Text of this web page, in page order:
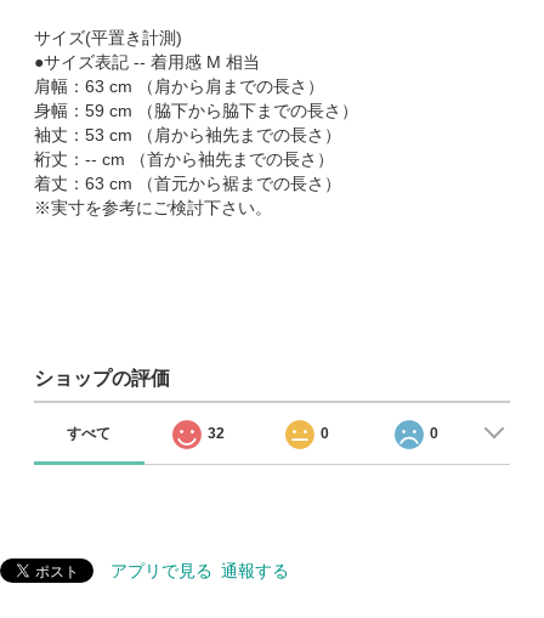
サイズ(平置き計測)
●サイズ表記 -- 着用感 M 相当
肩幅：63 cm （肩から肩までの長さ）
身幅：59 cm （脇下から脇下までの長さ）
袖丈：53 cm （肩から袖先までの長さ）
裄丈：-- cm （首から袖先までの長さ）
着丈：63 cm （首元から裾までの長さ）
※実寸を参考にご検討下さい。
ショップの評価
すべて 32 0 0
アプリで見る 通報する